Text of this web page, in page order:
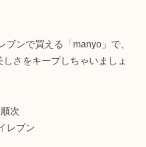
ブンで買える「manyo」で、
さをキープしちゃいましょ
次
レブン